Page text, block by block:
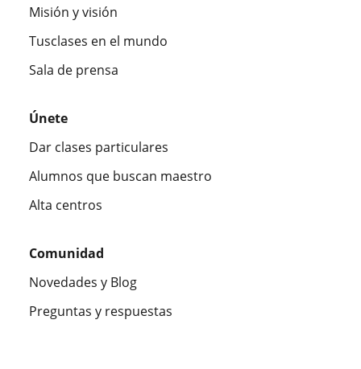
Misión y visión
Tusclases en el mundo
Sala de prensa
Únete
Dar clases particulares
Alumnos que buscan maestro
Alta centros
Comunidad
Novedades y Blog
Preguntas y respuestas